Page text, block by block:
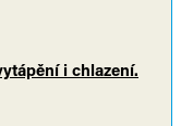
i chlazení.